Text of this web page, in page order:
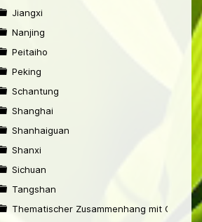
Jiangxi
Nanjing
Peitaiho
Peking
Schantung
Shanghai
Shanhaiguan
Shanxi
Sichuan
Tangshan
Thematischer Zusammenhang mit China